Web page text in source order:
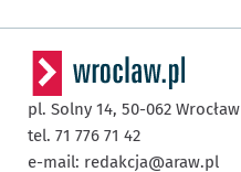
pl. Solny 14, 50-062 Wrocław
tel. 71 776 71 42
e-mail: redakcja@araw.pl